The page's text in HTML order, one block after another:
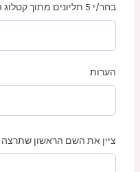
בחר/י 5 תליונים מתוך קטלוג התליונים
הערות
ציין את השם הראשון